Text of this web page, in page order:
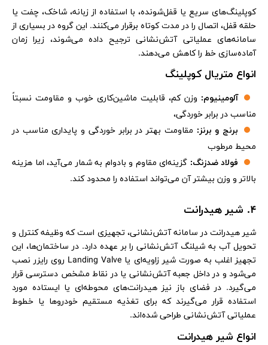
کوپلینگ‌های سریع یا قفل‌شونده، با استفاده از زبانه، شاخک، چفت یا
حلقه قفل، اتصال را در مدت کوتاه برقرار می‌کنند. این گروه در بسیاری از
سامانه‌های عملیاتی آتش‌نشانی ترجیح داده می‌شوند، زیرا زمان
آماده‌سازی خط را کاهش می‌دهند.
انواع متریال کوپلینگ
آلومینیوم: وزن کم، قابلیت ماشین‌کاری خوب و مقاومت نسبتاً
مناسب در برابر خوردگی،
برنج و برنز: مقاومت بهتر در برابر خوردگی و پایداری مناسب در
محیط مرطوب
فولاد ضدزنگ: گزینه‌ای مقاوم و بادوام به شمار می‌آید، اما هزینه
بالاتر و وزن بیشتر آن می‌تواند استفاده را محدود کند.
4. شیر هیدرانت
شیر هیدرانت در سامانه آتش‌نشانی، تجهیزی است که وظیفه کنترل و
تحویل آب به شیلنگ آتش‌نشانی را بر عهده دارد. در ساختمان‌ها، این
تجهیز اغلب به صورت شیر زاویه‌ای یا Landing Valve روی رایزر نصب
می‌شود و در داخل جعبه آتش‌نشانی یا در نقاط مشخص دسترسی قرار
می‌گیرد. در فضای باز نیز هیدرانت‌های محوطه‌ای یا ایستاده مورد
استفاده قرار می‌گیرند که برای تغذیه مستقیم خودروها یا خطوط
عملیاتی آتش‌نشانی طراحی شده‌اند.
انواع شیر هیدرانت